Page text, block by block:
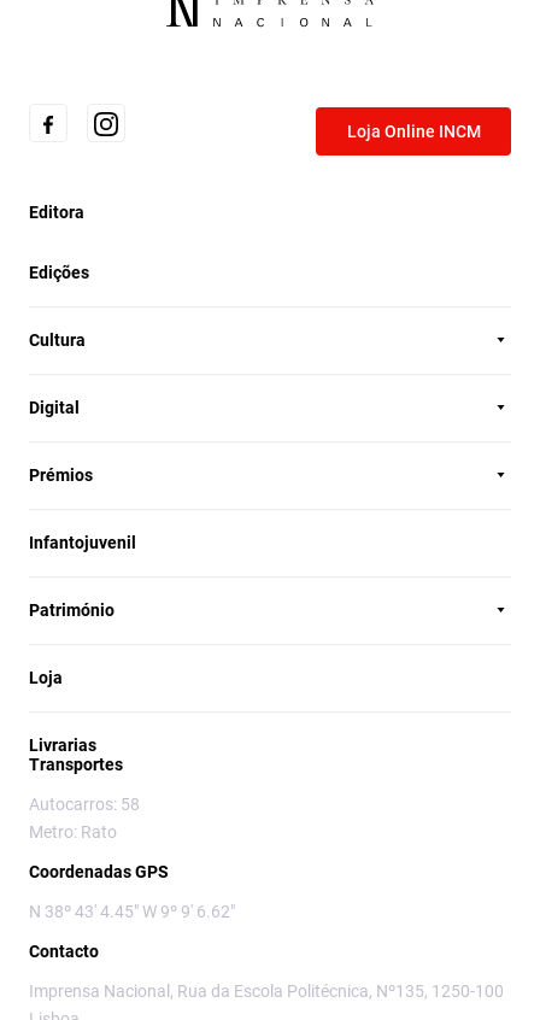
Loja Online INCM
Editora
Edições
Cultura
Digital
Prémios
Infantojuvenil
Património
Loja
Livrarias
Transportes
Autocarros: 58
Metro: Rato
Coordenadas GPS
N 38º 43' 4.45" W 9º 9' 6.62"
Contacto
Imprensa Nacional, Rua da Escola Politécnica, Nº135, 1250-100